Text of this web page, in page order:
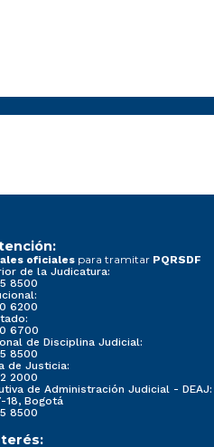
oficiales para tramitar PQRSDF
de la Judicatura:
8500
6200
6700
de Disciplina Judicial:
8500
de Justicia:
2000
de Administración Judicial - DEAJ:
18, Bogotá
8500